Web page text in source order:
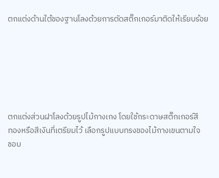
ความสูงของโลงและฝาก่อน เวลาติดเว้นระยะให้ห่างจากขอบลงมา
เล็กน้อยเพื่อความส่วนงาม